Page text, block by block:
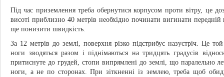
Під час приземлення треба обернутися корпусом проти вітру, це
висоті приблизно 40 метрів необхідно починати вигинати
ще понизити швидкість.
За 12 метрів до землі, поверхня різко підстрибує назустріч. Це
ноги зводяться разом і піднімаються на тридцять градусів
притиснуте до грудей, стопи випрямлені до землі, що паралельно
ноги, а не по сторонах. При зіткненні із землею, треба щоб